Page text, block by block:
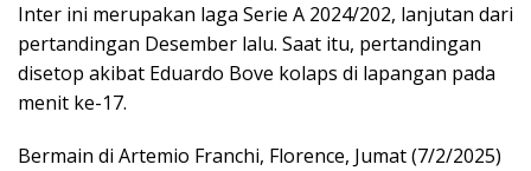
Inter ini merupakan laga Serie A 2024/202, lanjutan dari
pertandingan Desember lalu. Saat itu, pertandingan
disetop akibat Eduardo Bove kolaps di lapangan pada
menit ke-17.
Bermain di Artemio Franchi, Florence, Jumat (7/2/2025)